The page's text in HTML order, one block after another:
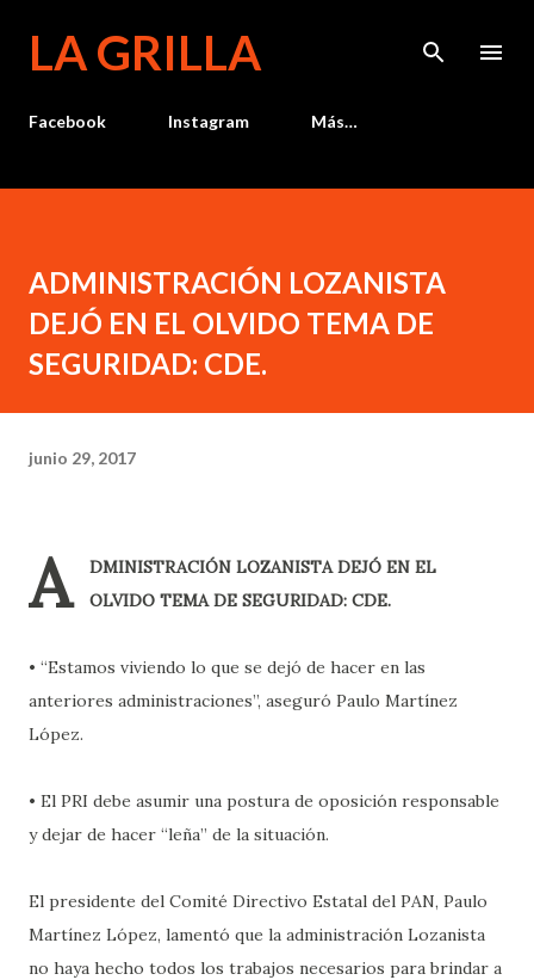
LA GRILLA
Facebook Instagram Más…
ADMINISTRACIÓN LOZANISTA
DEJÓ EN EL OLVIDO TEMA DE
SEGURIDAD: CDE.
junio 29, 2017
A
DMINISTRACIÓN LOZANISTA DEJÓ EN EL
OLVIDO TEMA DE SEGURIDAD: CDE.
• “Estamos viviendo lo que se dejó de hacer en las
anteriores administraciones”, aseguró Paulo Martínez
López.
• El PRI debe asumir una postura de oposición responsable
y dejar de hacer “leña” de la situación.
El presidente del Comité Directivo Estatal del PAN, Paulo
Martínez López, lamentó que la administración Lozanista
no haya hecho todos los trabajos necesarios para brindar a